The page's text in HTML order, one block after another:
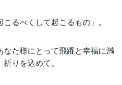
るべくして起こるもの」。
た様にとって飛躍と幸福に満
りを込めて。